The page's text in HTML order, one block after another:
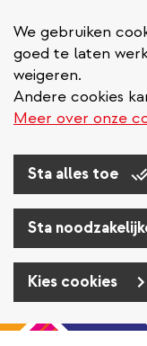
We gebruiken
goed te laten
weigeren.
Andere cookies
Meer over onze
Sta alles toe
Sta
Kies cookies
Overslaan